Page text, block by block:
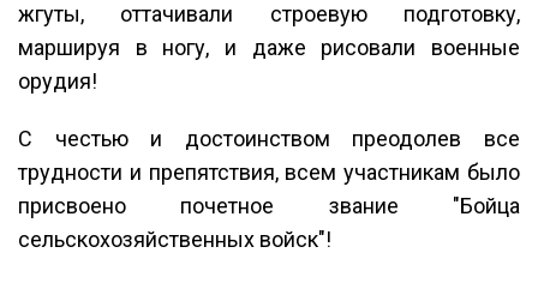
жгуты, оттачивали строевую подготовку,
маршируя в ногу, и даже рисовали военные
орудия!
С честью и достоинством преодолев все
трудности и препятствия, всем участникам было
присвоено почетное звание "Бойца
сельскохозяйственных войск"!